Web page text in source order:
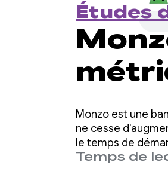
Études
jour
Monzo est une
ne cesse
le temps de
que cela ne
Temps de